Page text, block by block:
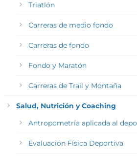
Triatlón
Carreras de medio fondo
Carreras de fondo
Fondo y Maratón
Carreras de Trail y Montaña
Salud, Nutrición y Coaching
Antropometría aplicada al
Evaluación Física Deportiva